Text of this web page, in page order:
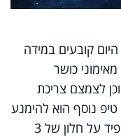
קובעים במידה
כושר
לצמצם צריכת
נוסף הוא להימנע
מאכילה כבדה בשעות הלילה. יש להקפיד על חלון של 3